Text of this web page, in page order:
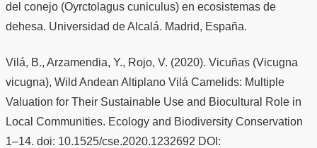
del conejo (Oyrctolagus cuniculus) en ecosistemas de
dehesa. Universidad de Alcalá. Madrid, España.
Vilá, B., Arzamendia, Y., Rojo, V. (2020). Vicuñas (Vicugna
vicugna), Wild Andean Altiplano Vilá Camelids: Multiple
Valuation for Their Sustainable Use and Biocultural Role in
Local Communities. Ecology and Biodiversity Conservation
1–14. doi: 10.1525/cse.2020.1232692 DOI: